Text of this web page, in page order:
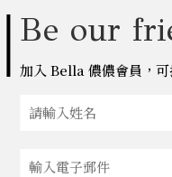
Be our
加入 Bella 儂儂會員，